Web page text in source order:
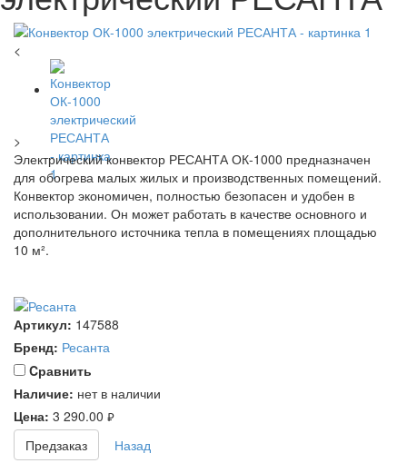
<
>
Электрический конвектор РЕСАНТА ОК-1000 предназначен
для обогрева малых жилых и производственных помещений.
Конвектор экономичен, полностью безопасен и удобен в
использовании. Он может работать в качестве основного и
дополнительного источника тепла в помещениях площадью
10 м².
Артикул: 147588
Бренд: Ресанта
Cравнить
Наличие: нет в наличии
Цена: 3 290.00 руб.
Предзаказ Назад